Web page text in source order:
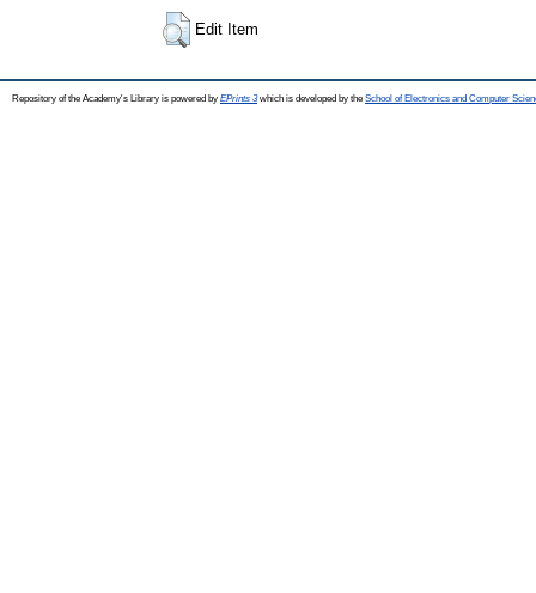
Edit Item
Repository of the Academy's Library is powered by EPrints 3which is developed by the School of Electronics and Computer